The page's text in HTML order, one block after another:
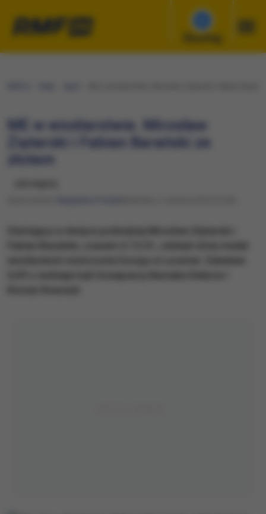
Słuchaj
ME w wioślarstwie. Mirosław
Ziętarski i Fabian Barański ze
złotem